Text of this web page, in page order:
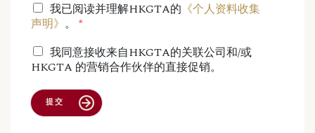
我已阅读并理解HKGTA的 《个人资料收集
声明》 。
我同意接收来自HKGTA的关联公司和/或
HKGTA 的营销合作伙伴的直接促销。
提交